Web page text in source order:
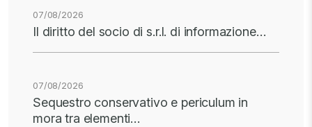
07/08/2026
Il diritto del socio di s.r.l. di informazione…
07/08/2026
Sequestro conservativo e periculum in
mora tra elementi…